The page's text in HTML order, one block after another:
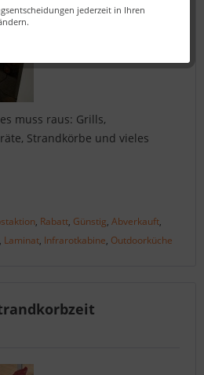
jederzeit in Ihren
muss raus: Grills,
Strandkörbe und vieles
, Rabatt, Günstig, Abverkauft,
, Laminat, Infrarotkabine, Outdoorküche